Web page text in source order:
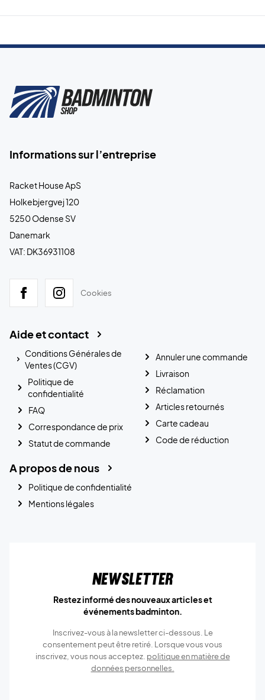
Informations sur l’entreprise
Racket House ApS
Holkebjergvej 120
5250 Odense SV
Danemark
VAT: DK36931108
Cookies
Aide et contact
Conditions Générales de
Ventes (CGV)
Politique de
confidentialité
FAQ
Correspondance de prix
Statut de commande
Annuler une commande
Livraison
Réclamation
Articles retournés
Carte cadeau
Code de réduction
A propos de nous
Politique de confidentialité
Mentions légales
Newsletter
Restez informé des nouveaux articles et
événements badminton.
Inscrivez-vous à la newsletter ci-dessous. Le
consentement peut être retiré. Lorsque vous vous
inscrivez, vous nous acceptez. politique en matière de
données personnelles.